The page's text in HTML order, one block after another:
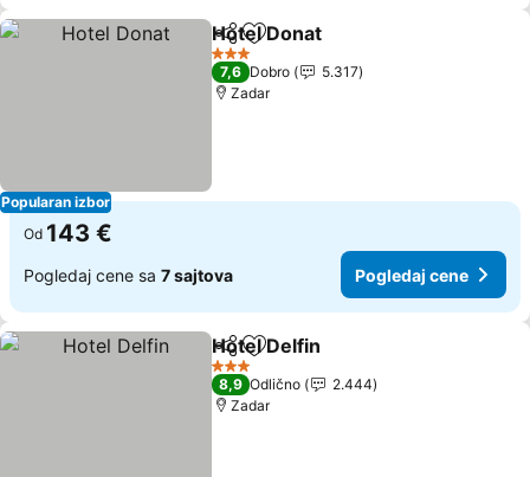
Popularan izbor
Deli Dodati u favorite
Hotel Donat
3 Zvezdice
7,6 Dobro
5.317
Zadar
Od 143 €
Pogledaj cene sa 7 sajtova Pogledaj cene
Deli Dodati u favorite
Hotel Delfin
3 Zvezdice
8,9 Odlično
2.444
Zadar